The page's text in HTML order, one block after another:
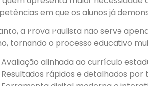
em que os alunos já
a Prova Paulista não serve
tornando o processo educativo
Avaliação alinhada ao currículo
Resultados rápidos e detalhados por